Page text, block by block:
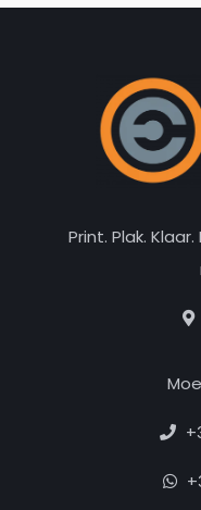
Print. Plak.